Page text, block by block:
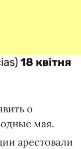
18 квітня
о
мая.
арестовали